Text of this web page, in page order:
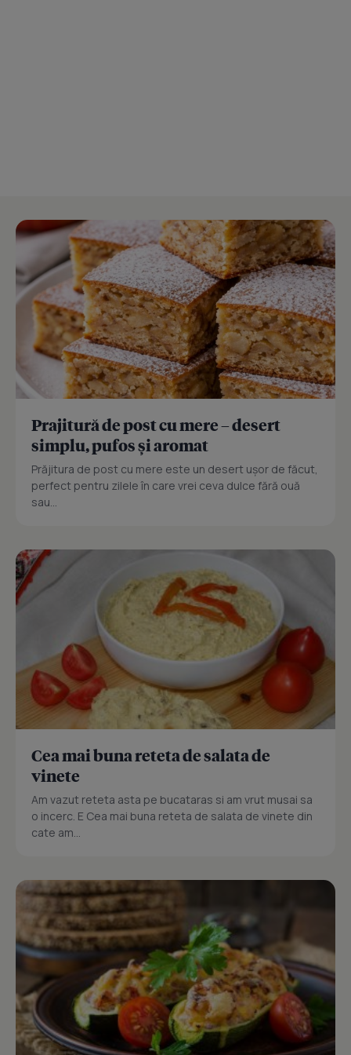
Prajitură de post cu mere – desert
simplu, pufos și aromat
Prăjitura de post cu mere este un desert ușor de făcut,
perfect pentru zilele în care vrei ceva dulce fără ouă
sau...
Cea mai buna reteta de salata de
vinete
Am vazut reteta asta pe bucataras si am vrut musai sa
o incerc. E Cea mai buna reteta de salata de vinete din
cate am...